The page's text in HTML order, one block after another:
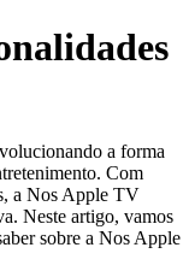
a forma
Com
a Nos Apple TV
Neste artigo, vamos
sobre a Nos Apple